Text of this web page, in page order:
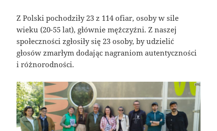
Z Polski pochodziły 23 z 114 ofiar, osoby w sile
wieku (20-55 lat), głównie mężczyźni. Z naszej
społeczności zgłosiły się 23 osoby, by udzielić
głosów zmarłym dodając nagraniom autentyczności
i różnorodności.